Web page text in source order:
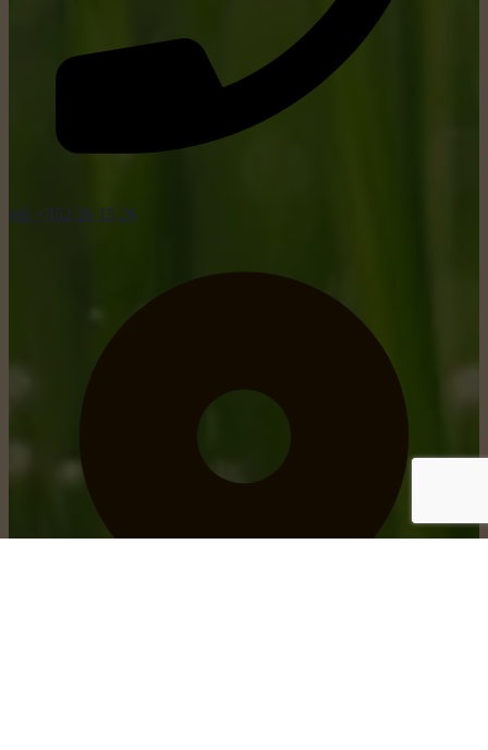
tel: +352 26 15 26